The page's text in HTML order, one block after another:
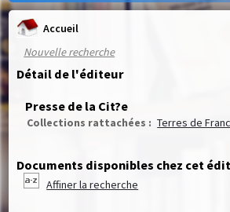
Accueil
Nouvelle recherche
Détail de l'éditeur
Presse de la Cit?e
Collections rattachées : Terres de
Documents disponibles chez cet
Affiner la recherche